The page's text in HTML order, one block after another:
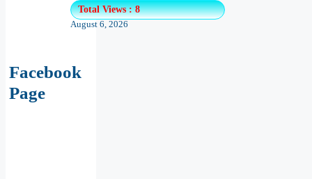
Total Views : 8
August 6, 2026
Facebook
Page